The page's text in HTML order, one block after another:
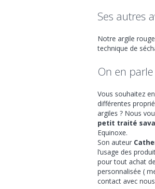
Ses autres
Notre argile
technique de
On en parle
Vous souhaitez
différentes
argiles ? Nous
petit traité
Equinoxe.
Son auteur
l’usage des
pour tout achat
personnalisée (
contact avec